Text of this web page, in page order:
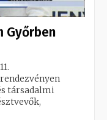
Győrben
társadalmi